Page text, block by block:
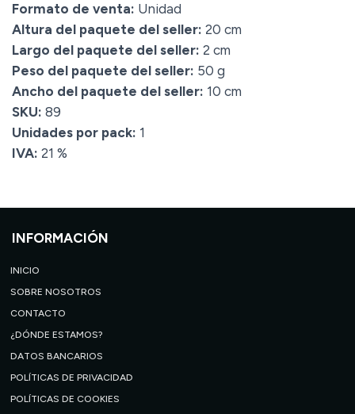
Formato de venta: Unidad
Altura del paquete del seller: 20 cm
Largo del paquete del seller: 2 cm
Peso del paquete del seller: 50 g
Ancho del paquete del seller: 10 cm
SKU: 89
Unidades por pack: 1
IVA: 21 %
INFORMACIÓN
INICIO
SOBRE NOSOTROS
CONTACTO
¿DÓNDE ESTAMOS?
DATOS BANCARIOS
POLÍTICAS DE PRIVACIDAD
POLÍTICAS DE COOKIES